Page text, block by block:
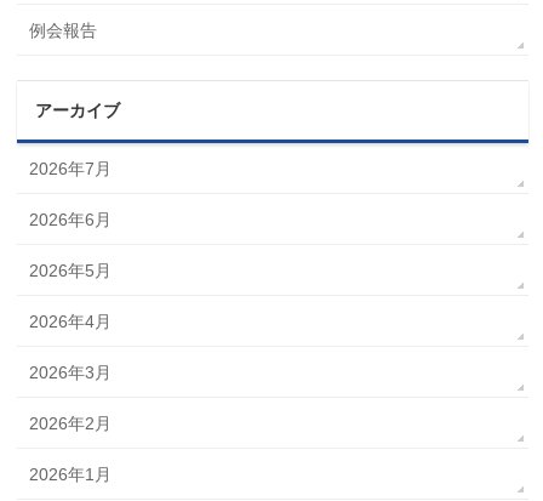
例会報告
アーカイブ
2026年7月
2026年6月
2026年5月
2026年4月
2026年3月
2026年2月
2026年1月